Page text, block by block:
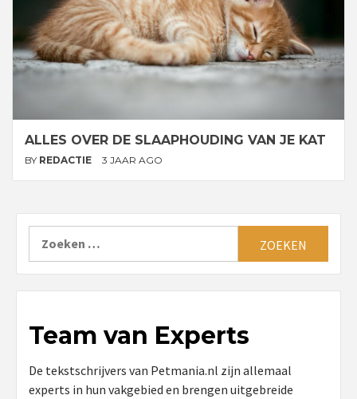
ALLES OVER DE SLAAPHOUDING VAN JE KAT
BY REDACTIE 3 JAAR AGO
naar:
Team van Experts
De tekstschrijvers van Petmania.nl zijn allemaal
experts in hun vakgebied en brengen uitgebreide